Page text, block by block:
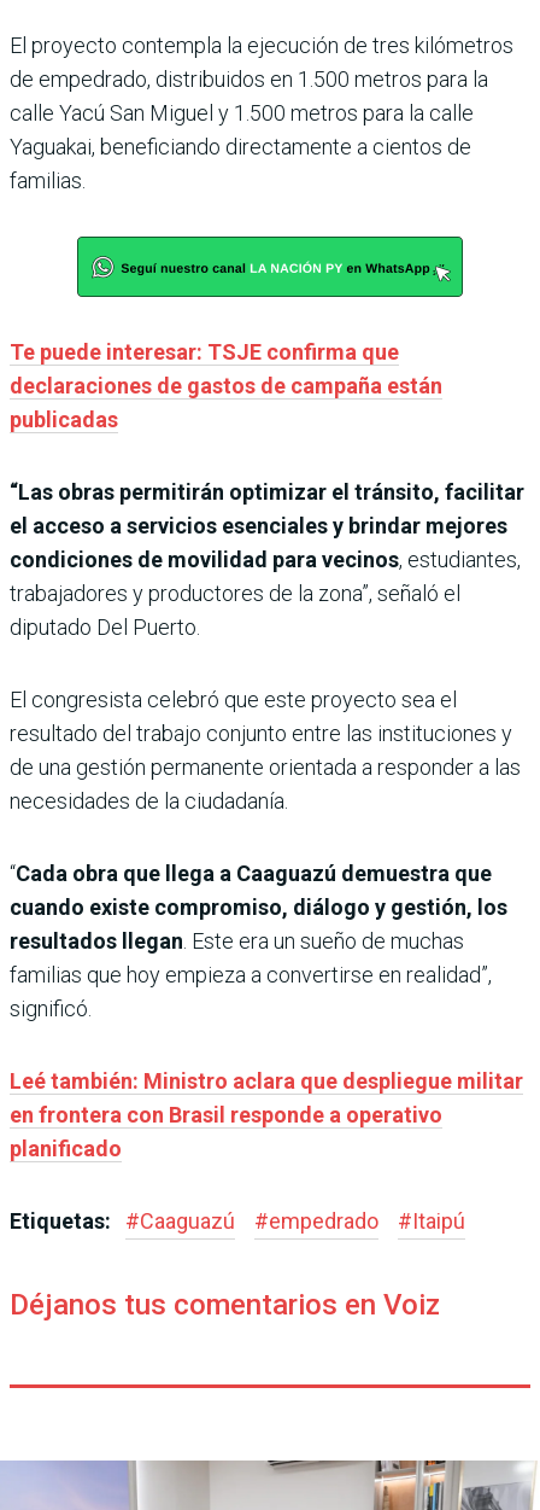
El proyecto contempla la ejecución de tres kilómetros
de empedrado, distribuidos en 1.500 metros para la
calle Yacú San Miguel y 1.500 metros para la calle
Yaguakai, beneficiando directamente a cientos de
familias.
Te puede interesar: TSJE confirma que
declaraciones de gastos de campaña están
publicadas
“Las obras permitirán optimizar el tránsito, facilitar
el acceso a servicios esenciales y brindar mejores
condiciones de movilidad para vecinos, estudiantes,
trabajadores y productores de la zona”, señaló el
diputado Del Puerto.
El congresista celebró que este proyecto sea el
resultado del trabajo conjunto entre las instituciones y
de una gestión permanente orientada a responder a las
necesidades de la ciudadanía.
“Cada obra que llega a Caaguazú demuestra que
cuando existe compromiso, diálogo y gestión, los
resultados llegan. Este era un sueño de muchas
familias que hoy empieza a convertirse en realidad”,
significó.
Leé también: Ministro aclara que despliegue militar
en frontera con Brasil responde a operativo
planificado
Etiquetas: #Caaguazú #empedrado #Itaipú
Déjanos tus comentarios en Voiz